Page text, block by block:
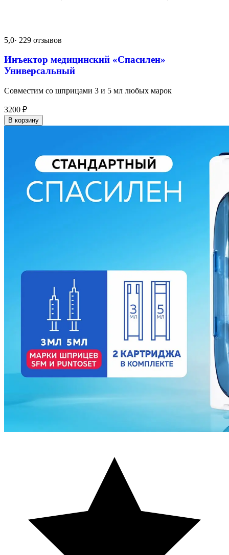
5,0· 229 отзывов
Инъектор медицинский «Спасилен»
Универсальный
Совместим со шприцами 3 и 5 мл любых марок
3200 ₽
В корзину